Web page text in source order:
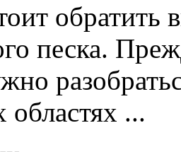
обратить
песка.
областях ...